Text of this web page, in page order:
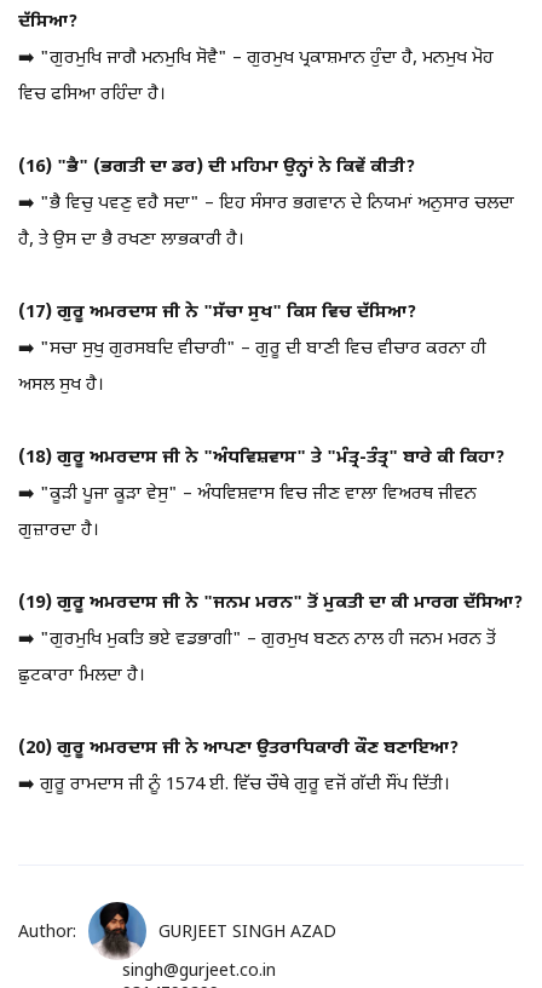
ਦੱਸਿਆ?
➡️ "ਗੁਰਮੁਖਿ ਜਾਗੈ ਮਨਮੁਖਿ ਸੋਵੈ" – ਗੁਰਮੁਖ ਪ੍ਰਕਾਸ਼ਮਾਨ ਹੁੰਦਾ ਹੈ, ਮਨਮੁਖ ਮੋਹ
ਵਿਚ ਫਸਿਆ ਰਹਿੰਦਾ ਹੈ।
(16) "ਭੈ" (ਭਗਤੀ ਦਾ ਡਰ) ਦੀ ਮਹਿਮਾ ਉਨ੍ਹਾਂ ਨੇ ਕਿਵੇਂ ਕੀਤੀ?
➡️ "ਭੈ ਵਿਚੁ ਪਵਣੁ ਵਹੈ ਸਦਾ" – ਇਹ ਸੰਸਾਰ ਭਗਵਾਨ ਦੇ ਨਿਯਮਾਂ ਅਨੁਸਾਰ ਚਲਦਾ
ਹੈ, ਤੇ ਉਸ ਦਾ ਭੈ ਰਖਣਾ ਲਾਭਕਾਰੀ ਹੈ।
(17) ਗੁਰੂ ਅਮਰਦਾਸ ਜੀ ਨੇ "ਸੱਚਾ ਸੁਖ" ਕਿਸ ਵਿਚ ਦੱਸਿਆ?
➡️ "ਸਚਾ ਸੁਖੁ ਗੁਰਸਬਦਿ ਵੀਚਾਰੀ" – ਗੁਰੂ ਦੀ ਬਾਣੀ ਵਿਚ ਵੀਚਾਰ ਕਰਨਾ ਹੀ
ਅਸਲ ਸੁਖ ਹੈ।
(18) ਗੁਰੂ ਅਮਰਦਾਸ ਜੀ ਨੇ "ਅੰਧਵਿਸ਼ਵਾਸ" ਤੇ "ਮੰਤ੍ਰ-ਤੰਤ੍ਰ" ਬਾਰੇ ਕੀ ਕਿਹਾ?
➡️ "ਕੂੜੀ ਪੂਜਾ ਕੂੜਾ ਵੇਸੁ" – ਅੰਧਵਿਸ਼ਵਾਸ ਵਿਚ ਜੀਣ ਵਾਲਾ ਵਿਅਰਥ ਜੀਵਨ
ਗੁਜ਼ਾਰਦਾ ਹੈ।
(19) ਗੁਰੂ ਅਮਰਦਾਸ ਜੀ ਨੇ "ਜਨਮ ਮਰਨ" ਤੋਂ ਮੁਕਤੀ ਦਾ ਕੀ ਮਾਰਗ ਦੱਸਿਆ?
➡️ "ਗੁਰਮੁਖਿ ਮੁਕਤਿ ਭਏ ਵਡਭਾਗੀ" – ਗੁਰਮੁਖ ਬਣਨ ਨਾਲ ਹੀ ਜਨਮ ਮਰਨ ਤੋਂ
ਛੁਟਕਾਰਾ ਮਿਲਦਾ ਹੈ।
(20) ਗੁਰੂ ਅਮਰਦਾਸ ਜੀ ਨੇ ਆਪਣਾ ਉਤਰਾਧਿਕਾਰੀ ਕੌਣ ਬਣਾਇਆ?
➡️ ਗੁਰੂ ਰਾਮਦਾਸ ਜੀ ਨੂੰ 1574 ਈ. ਵਿੱਚ ਚੌਥੇ ਗੁਰੂ ਵਜੋਂ ਗੱਦੀ ਸੌਂਪ ਦਿੱਤੀ।
Author:
GURJEET SINGH AZAD
singh@gurjeet.co.in